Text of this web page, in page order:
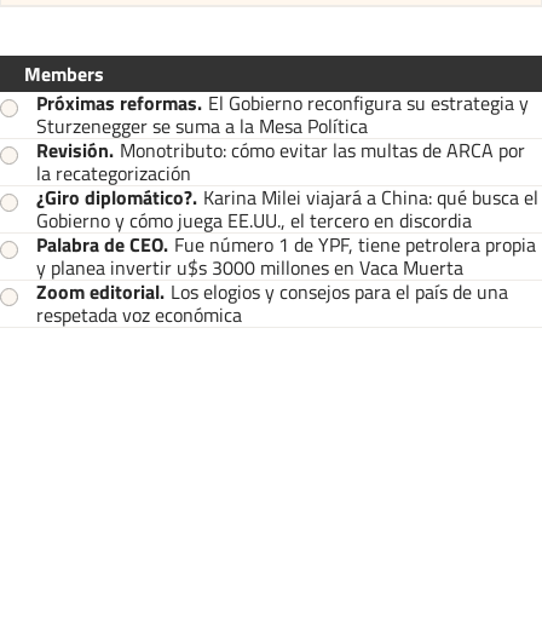
Members
Próximas reformas. El Gobierno reconfigura su estrategia y
Sturzenegger se suma a la Mesa Política
Revisión. Monotributo: cómo evitar las multas de ARCA por
la recategorización
¿Giro diplomático?. Karina Milei viajará a China: qué busca el
Gobierno y cómo juega EE.UU., el tercero en discordia
Palabra de CEO. Fue número 1 de YPF, tiene petrolera propia
y planea invertir u$s 3000 millones en Vaca Muerta
Zoom editorial. Los elogios y consejos para el país de una
respetada voz económica